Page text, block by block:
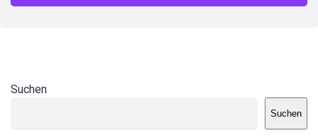
Suchen
Suchen